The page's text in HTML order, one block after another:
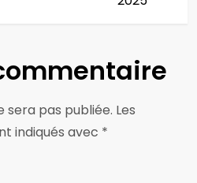
sera pas publiée. Les
indiqués avec *